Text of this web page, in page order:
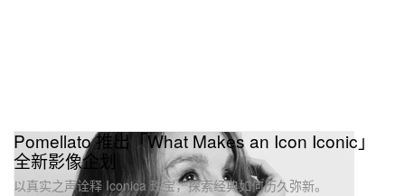
Pomellato 推出「What Makes an Icon Iconic」
全新影像企划
以真实之声诠释 Iconica 珠宝，探索经典如何历久弥新。